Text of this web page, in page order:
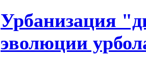
Урбанизация
эволюции